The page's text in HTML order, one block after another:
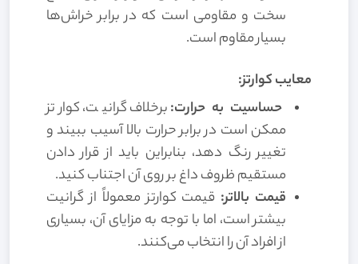
سخت و مقاومی است که در برابر خراش‌ها
بسیار مقاوم است.
معایب کوارتز:
حساسیت به حرارت:برخلاف گرانیت، کوارتز
ممکن است در برابر حرارت بالا آسیب ببیند و
تغییر رنگ دهد، بنابراین باید از قرار دادن
مستقیم ظروف داغ بر روی آن اجتناب کنید.
قیمت بالاتر: قیمت کوارتز معمولاً از گرانیت
بیشتر است، اما با توجه به مزایای آن، بسیاری
از افراد آن را انتخاب می‌کنند.